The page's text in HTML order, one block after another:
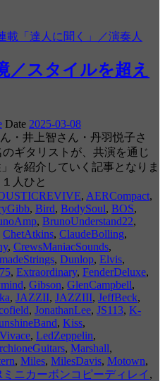
載「達人に聞く」／演奏人
スタイルを超え
Date 2025-03-08
・井上智さん・丹羽悦子さ
のギタリストが、共演を通じ
を紹介していく記事となりま
人ひと
, AERCompact,
, Bird, BodySoul, BOS,
, BrunoUnderstand22,
ChetAtkins, ClaudeBolling,
, CrewsManiacSounds,
, Dunlop, Elvis,
, Extraordinary, FenderDeluxe,
, Gibson, GlenCampbell,
, JAZZII, JAZZIII, JeffBeck,
, JonathanLee, JS113, K-
, Kiss,
, LedZeppelin,
, Marshall,
, Miles, MilesDavis, Motown,
ニカーボンコピーディレイ ,